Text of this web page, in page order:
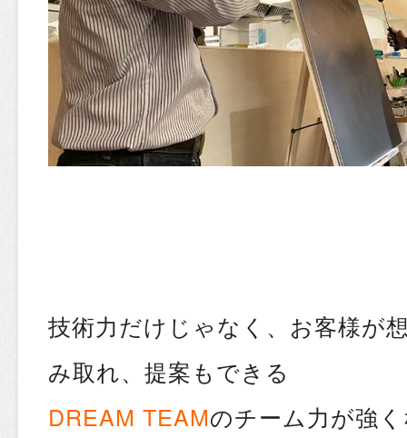
技術力だけじゃなく、お客様が
み取れ、提案もできる
DREAM TEAMのチーム力が強